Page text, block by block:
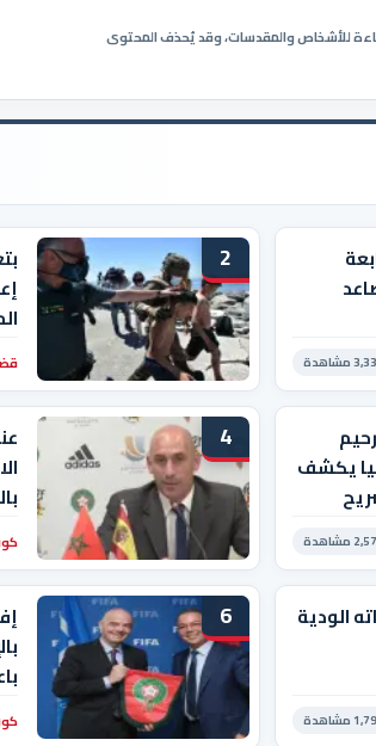
للأشخاص والمقدسات، وقد يُحذف المحتوى
مشاهدة
2
يكشف
مشاهدة
4
الودية
مشاهدة
6